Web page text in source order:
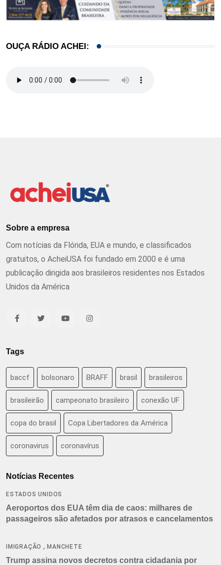
OUÇA RÁDIO ACHEI:
Sobre a empresa
Com notícias da Flórida, EUA e mundo, e classificados
gratuitos, o AcheiUSA foi fundado em 2000 e é uma
publicação dirigida aos brasileiros residentes nos Estados
Unidos da América
Tags
baccf bolsonaro BRAFF brasil brasileiros
brasileirão campeonato brasileiro conexão UF
copa do brasil Copa Libertadores da América
coronavirus coronavírus
Notícias Recentes
ESTADOS UNIDOS
Aeroportos dos EUA têm dia de caos: milhares de
passageiros são afetados por atrasos e cancelamentos
IMIGRAÇÃO ,MANCHETE
Trump assina novos decretos contra cidadania por